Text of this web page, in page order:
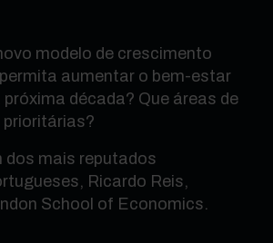
modelo de crescimento
aumentar o bem-estar
década? Que áreas de
prioritárias?
dos mais reputados
Ricardo Reis,
School of Economics.